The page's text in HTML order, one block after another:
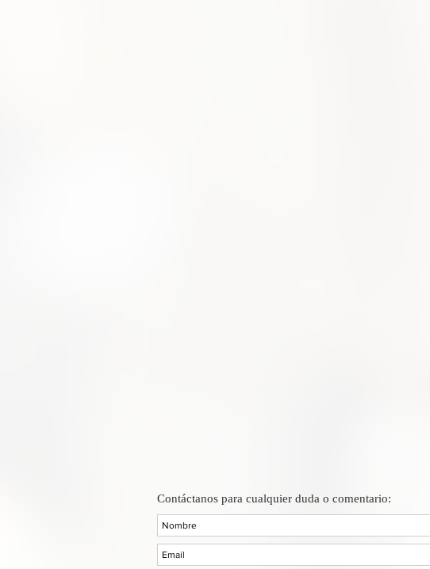
Contáctanos para cualquier duda o comentario: